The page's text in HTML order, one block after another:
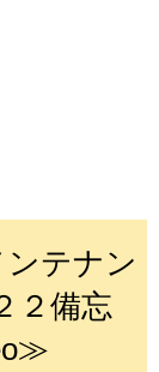
テナン
２備忘